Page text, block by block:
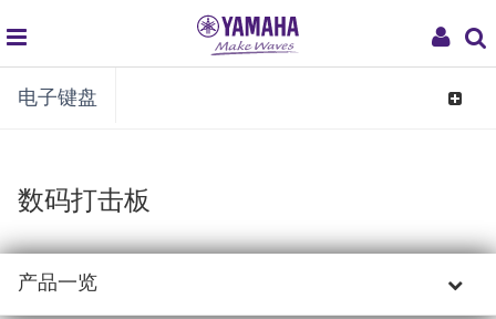
My
global
navigation
电子键盘
Toggle
数码打击板
产品一览